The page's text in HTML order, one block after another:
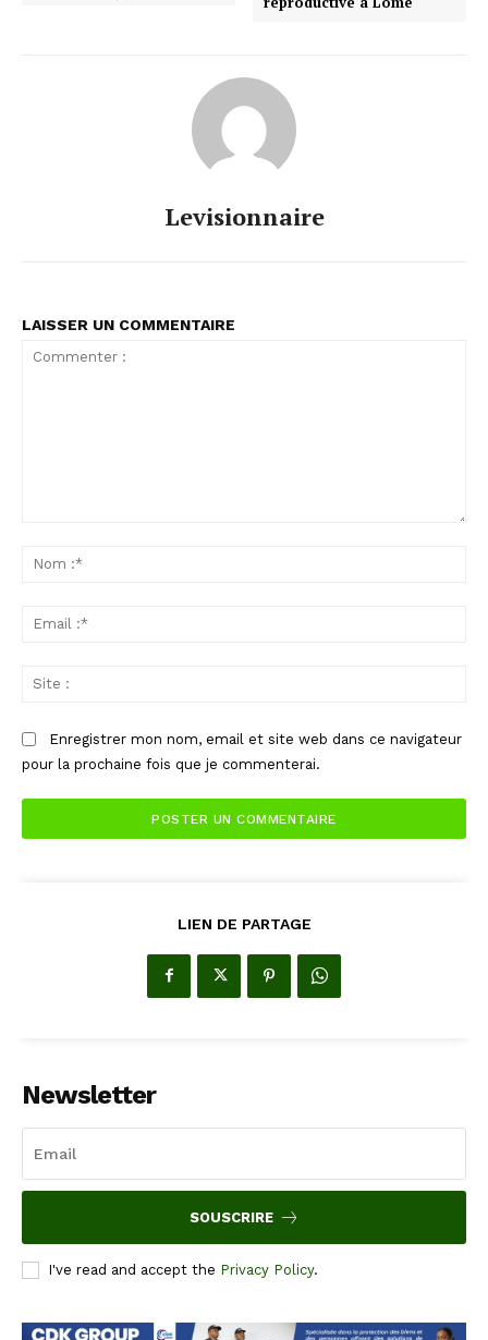
Levisionnaire
LAISSER UN COMMENTAIRE
Enregistrer mon nom, email et site web dans ce navigateur
pour la prochaine fois que je commenterai.
LIEN DE PARTAGE
Newsletter
SOUSCRIRE
I've read and accept the Privacy Policy.